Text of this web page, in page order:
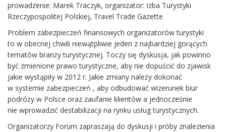
prowadzenie: Marek Traczyk, organizator: Izba Turystyki
Rzeczypospolitej Polskiej, Travel Trade Gazette
Problem zabezpieczeń finansowych organizatorów turystyki
to w obecnej chwili niewątpliwie jeden z najbardziej gorących
tematów branży turystycznej. Toczy się dyskusja, jak powinno
być zmienione prawo turystyczne, aby nie dopuścić do zjawisk
jakie wystąpiły w 2012 r. Jakie zmiany należy dokonać
w systemie zabezpieczeń , aby odbudować wizerunek biur
podróży w Polsce oraz zaufanie klientów a jednocześnie
nie wprowadzić destabilizacji na rynku usług turystycznych.
Organizatorzy Forum zapraszają do dyskusji i próby znalezienia